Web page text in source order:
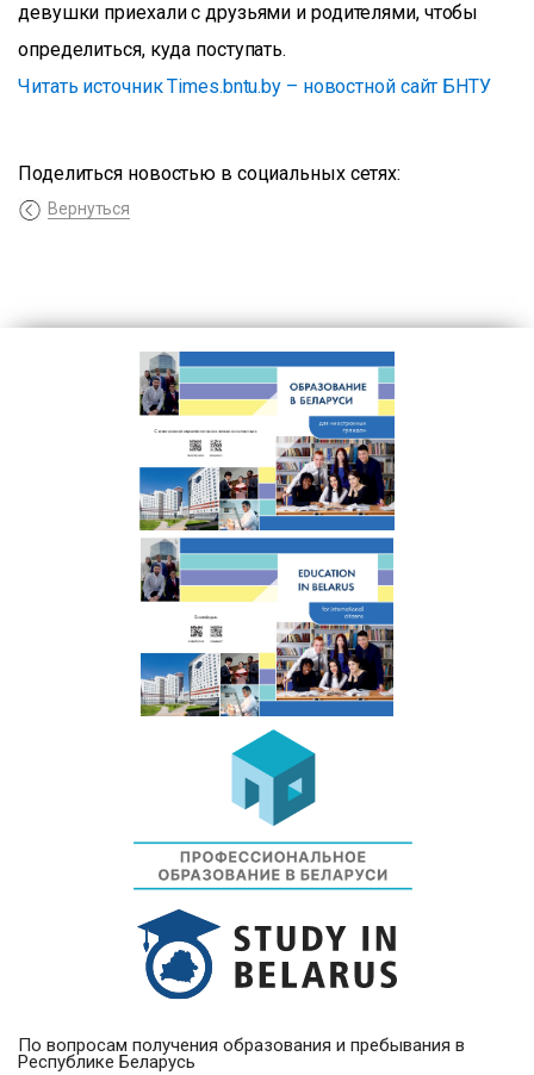
девушки приехали с друзьями и родителями, чтобы
определиться, куда поступать.
Читать источник Times.bntu.by – новостной сайт БНТУ
Поделиться новостью в социальных сетях:
Вернуться
По вопросам получения образования и пребывания в
Республике Беларусь